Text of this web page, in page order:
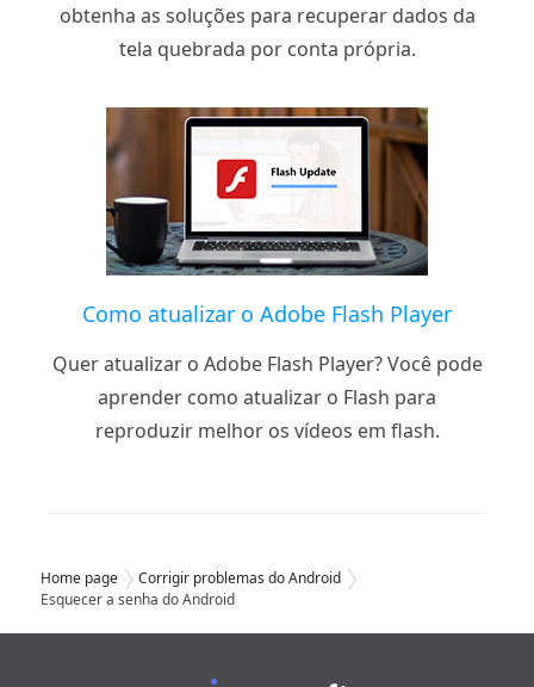
obtenha as soluções para recuperar dados da
tela quebrada por conta própria.
Como atualizar o Adobe Flash Player
Quer atualizar o Adobe Flash Player? Você pode
aprender como atualizar o Flash para
reproduzir melhor os vídeos em flash.
Home page
Corrigir problemas do Android
Esquecer a senha do Android